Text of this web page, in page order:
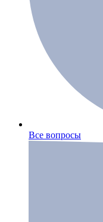
Все вопросы